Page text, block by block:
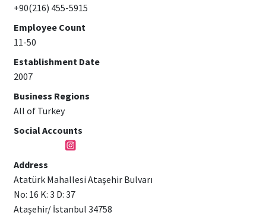
+90(216) 455-5915
Employee Count
11-50
Establishment Date
2007
Business Regions
All of Turkey
Social Accounts
Address
Atatürk Mahallesi Ataşehir Bulvarı
No: 16 K: 3 D: 37
Ataşehir/ İstanbul 34758